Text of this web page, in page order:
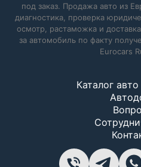
под заказ. Продажа авто из
диагностика, проверка
осмотр, растаможка и
за автомобиль по факту
Eurocars
Каталог